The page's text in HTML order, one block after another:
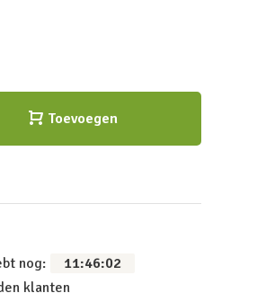
Toevoegen
nog: 11:46:02
klanten